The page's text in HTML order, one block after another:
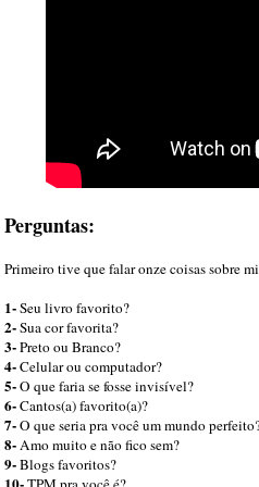
Perguntas:
Primeiro tive que falar onze coisas sobre
1-Seu livro favorito?
2-Sua cor favorita?
3-Preto ou Branco?
4-Celular ou computador?
5-O que faria se fosse invisível?
6-Cantos(a) favorito(a)?
7-O que seria pra você um mundo
8-Amo muito e não fico sem?
9-Blogs favoritos?